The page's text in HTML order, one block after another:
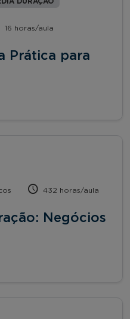
16 horas/aula
Prática para
432 horas/aula
Negócios